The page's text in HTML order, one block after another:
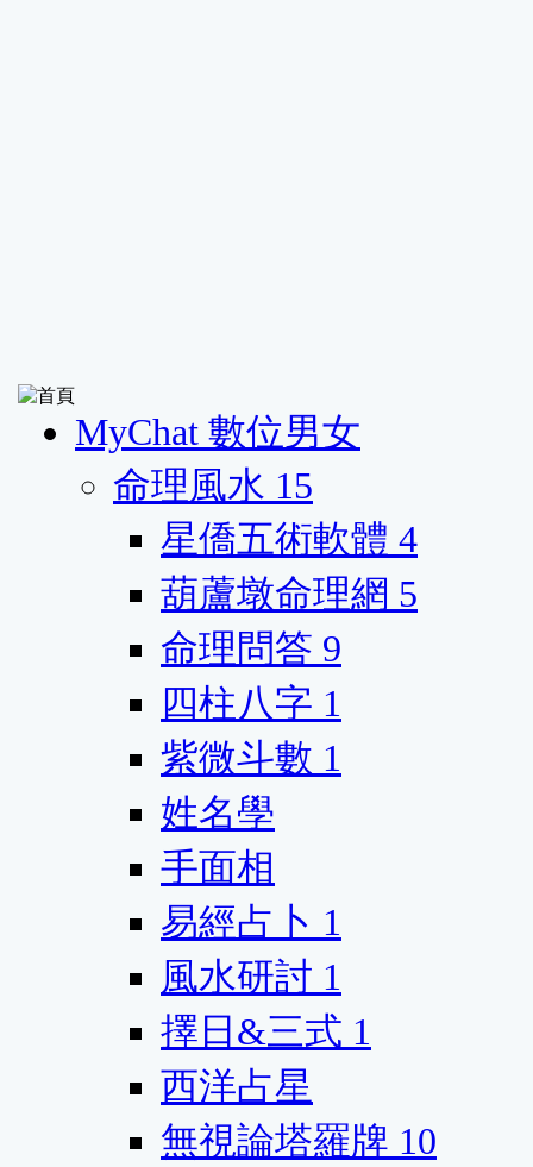
MyChat 數位男女
命理風水 15
星僑五術軟體 4
葫蘆墩命理網 5
命理問答 9
四柱八字 1
紫微斗數 1
姓名學
手面相
易經占卜 1
風水研討 1
擇日&三式 1
西洋占星
無視論塔羅牌 10